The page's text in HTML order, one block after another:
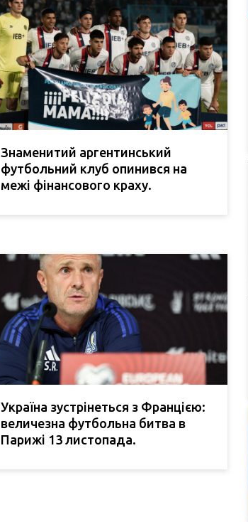
Знаменитий аргентинський
футбольний клуб опинився на
межі фінансового краху.
Україна зустрінеться з Францією:
величезна футбольна битва в
Парижі 13 листопада.